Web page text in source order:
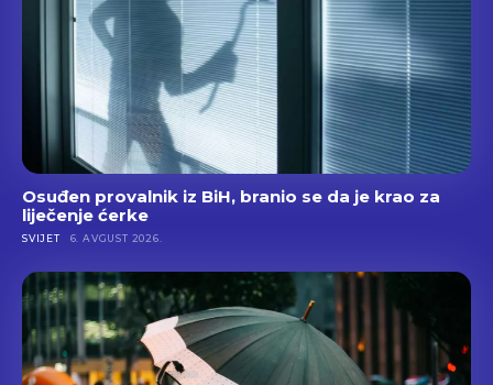
Osuđen provalnik iz BiH, branio se da je krao za
liječenje ćerke
SVIJET 6. AVGUST 2026.